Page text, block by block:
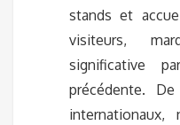
stands et
visiteurs,
significative
précédente.
internationaux,